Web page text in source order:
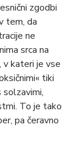
zgodbi
tem, da
ne
srca na
v kateri je vse
tiki
To je tako
pa čeravno